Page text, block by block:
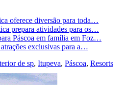
oferece diversão para toda…
prepara atividades para os…
Páscoa em família em Foz…
exclusivas para a…
de sp, Itupeva, Páscoa, Resorts